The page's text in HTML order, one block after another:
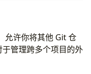
允许你将其他 Git 仓
管理跨多个项目的外